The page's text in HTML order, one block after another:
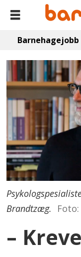
Barnehagejobb
Brandtzæg.
–